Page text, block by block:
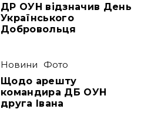
ДР ОУН відзначив День
Українського
Добровольця
Новини
Фото
Щодо арешту
командира ДБ ОУН
друга Івана